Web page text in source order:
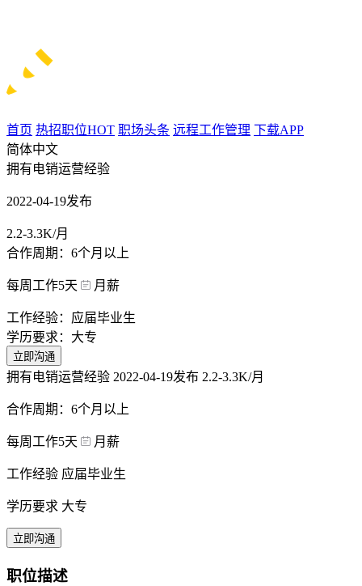
首页 热招职位HOT 职场头条 远程工作管理 下载APP
简体中文
拥有电销运营经验
2022-04-19发布
2.2-3.3K/月
合作周期：6个月以上
每周工作5天 月薪
工作经验：应届毕业生
学历要求：大专
立即沟通
拥有电销运营经验 2022-04-19发布 2.2-3.3K/月
合作周期：6个月以上
每周工作5天 月薪
工作经验 应届毕业生
学历要求 大专
立即沟通
职位描述